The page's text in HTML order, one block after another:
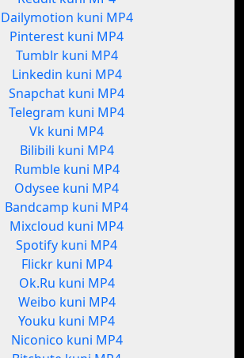
Dailymotion kuni MP4
Pinterest kuni MP4
Tumblr kuni MP4
Linkedin kuni MP4
Snapchat kuni MP4
Telegram kuni MP4
Vk kuni MP4
Bilibili kuni MP4
Rumble kuni MP4
Odysee kuni MP4
Bandcamp kuni MP4
Mixcloud kuni MP4
Spotify kuni MP4
Flickr kuni MP4
Ok.Ru kuni MP4
Weibo kuni MP4
Youku kuni MP4
Niconico kuni MP4